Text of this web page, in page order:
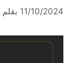
11/10/2024 بقلم